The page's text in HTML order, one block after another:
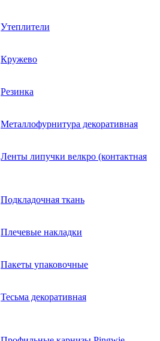
Утеплители
Кружево
Резинка
Металлофурнитура декоративная
Ленты липучки велкро (контактная
Подкладочная ткань
Плечевые накладки
Пакеты упаковочные
Тесьма декоративная